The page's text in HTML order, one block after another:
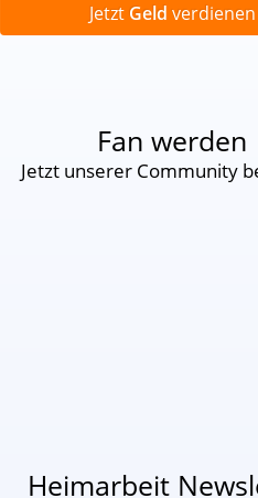
Jetzt Geld verdienen
Fan werden
Jetzt unserer Community
Heimarbeit